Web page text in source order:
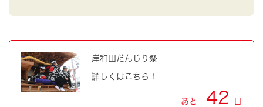
岸和田だんじり祭
詳しくはこちら！
あと 42 日